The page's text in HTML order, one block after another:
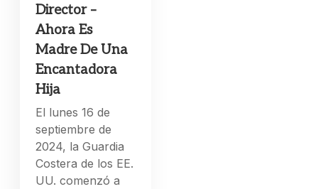
Director –
Ahora Es
Madre De Una
Encantadora
Hija
El lunes 16 de
septiembre de
2024, la Guardia
Costera de los EE.
UU. comenzó a